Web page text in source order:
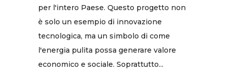
per l'intero Paese. Questo progetto non
è solo un esempio di innovazione
tecnologica, ma un simbolo di come
l'energia pulita possa generare valore
economico e sociale. Soprattutto...